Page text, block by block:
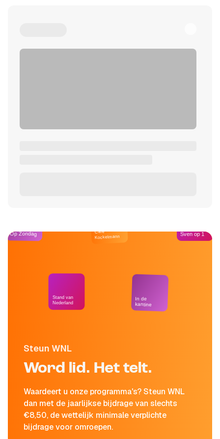
Steun WNL
Word lid. Het telt.
Waardeert u onze programma's? Steun WNL
dan met de jaarlijkse bijdrage van slechts
€8,50, de wettelijk minimale verplichte
bijdrage voor omroepen.
Op Zondag
Stand van
Nederland
Café
Kockelmann
In de
kantine
Sven op 1